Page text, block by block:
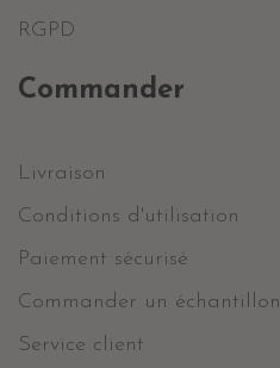
RGPD
Commander
Livraison
Conditions d'utilisation
Paiement sécurisé
Commander un échantillon
Service client